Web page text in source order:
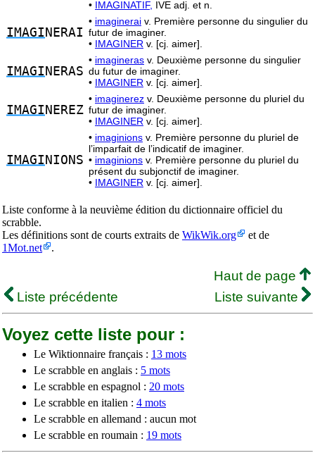
• IMAGINATIF, IVE adj. et n.
IMAGI NERAI
• imaginerai v. Première personne du singulier du
futur de imaginer.
• IMAGINER v. [cj. aimer].
IMAGI NERAS
• imagineras v. Deuxième personne du singulier
du futur de imaginer.
• IMAGINER v. [cj. aimer].
IMAGI NEREZ
• imaginerez v. Deuxième personne du pluriel du
futur de imaginer.
• IMAGINER v. [cj. aimer].
IMAGI NIONS
• imaginions v. Première personne du pluriel de
l’imparfait de l’indicatif de imaginer.
• imaginions v. Première personne du pluriel du
présent du subjonctif de imaginer.
• IMAGINER v. [cj. aimer].
Liste conforme à la neuvième édition du dictionnaire officiel du
scrabble.
Les définitions sont de courts extraits de WikWik.org
et de
1Mot.net
.
Haut de page
Liste précédente
Liste suivante
Voyez cette liste pour :
Le Wiktionnaire français : 13 mots
Le scrabble en anglais : 5 mots
Le scrabble en espagnol : 20 mots
Le scrabble en italien : 4 mots
Le scrabble en allemand : aucun mot
Le scrabble en roumain : 19 mots